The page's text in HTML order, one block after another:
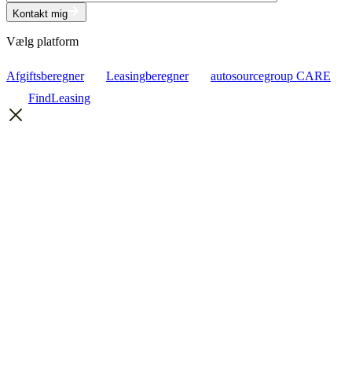
Kontakt mig
Vælg platform
Afgiftsberegner Leasingberegner
autosourcegroup CARE
FindLeasing